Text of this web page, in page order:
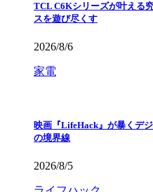
TCL C6Kシリーズが叶える
スを遊び尽くす
2026/8/6
家電
映画『LifeHack』が暴くデ
の境界線
2026/8/5